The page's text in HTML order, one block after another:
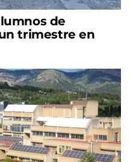
de
trimestre en